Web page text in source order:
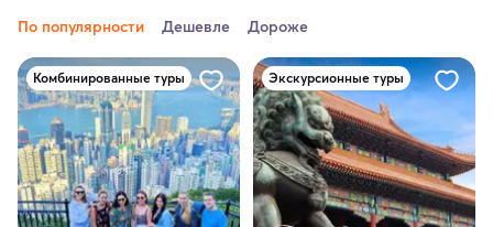
По популярности Дешевле Дороже
Комбинированные туры Экскурсионные туры